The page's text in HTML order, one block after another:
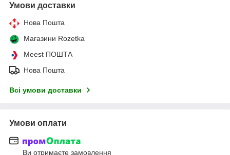
Умови доставки
Нова Пошта
Магазини Rozetka
Meest ПОШТА
Нова Пошта
Всі умови доставки
Умови оплати
Ви отримаєте замовлення